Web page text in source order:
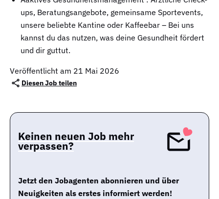
ups, Beratungsangebote, gemeinsame Sportevents,
unsere beliebte Kantine oder Kaffeebar – Bei uns
kannst du das nutzen, was deine Gesundheit fördert
und dir guttut.
Veröffentlicht am 21 Mai 2026
Diesen Job teilen
Keinen neuen Job mehr
verpassen?
Jetzt den Jobagenten abonnieren und über
Neuigkeiten als erstes informiert werden!